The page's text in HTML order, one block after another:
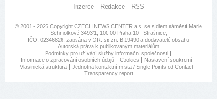
Inzerce Redakce RSS
© 2001 - 2026 Copyright CZECH NEWS CENTER a.s. se sídlem náměstí Marie
Schmolkové 3493/1, 100 00 Praha 10 - Strašnice,
IČO: 02346826, zapsána v OR, sp.zn. B 19490 a dodavatelé obsahu
Autorská práva k publikovaným materiálům
Podmínky pro užívání služby informační společnosti
Informace o zpracování osobních údajů
Cookies
Nastavení soukromí
Vlastnická struktura
Jednotná kontaktní místa / Single Points od Contact
Transparency report